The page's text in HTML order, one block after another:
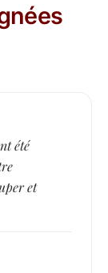
été
et